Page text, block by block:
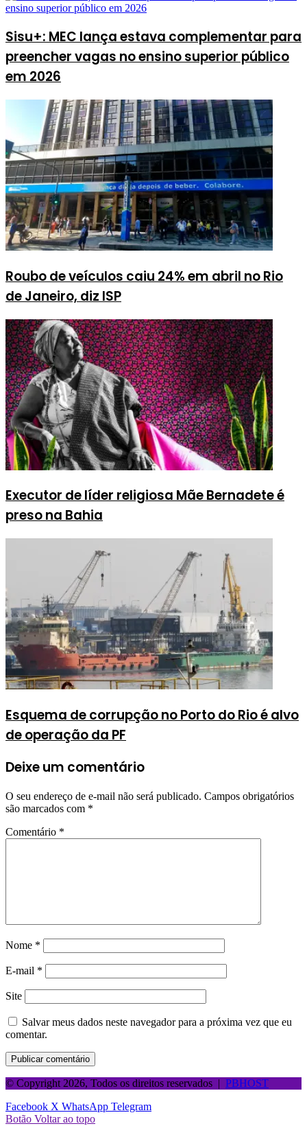
Sisu+: MEC lança estava complementar para
preencher vagas no ensino superior público
em 2026
Roubo de veículos caiu 24% em abril no Rio
de Janeiro, diz ISP
Executor de líder religiosa Mãe Bernadete é
preso na Bahia
Esquema de corrupção no Porto do Rio é alvo
de operação da PF
Deixe um comentário
O seu endereço de e-mail não será publicado. Campos obrigatórios
são marcados com *
Comentário *
Nome *
E-mail *
Site
Salvar meus dados neste navegador para a próxima vez que eu
comentar.
© Copyright 2026, Todos os direitos reservados | PBHOST
Facebook X WhatsApp Telegram
Botão Voltar ao topo